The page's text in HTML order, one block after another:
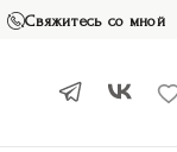
Свяжитесь со мной